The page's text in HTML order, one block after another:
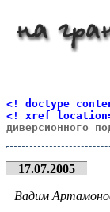
<! doctype
<! xref
диверсионного
17.07.2005
Вадим